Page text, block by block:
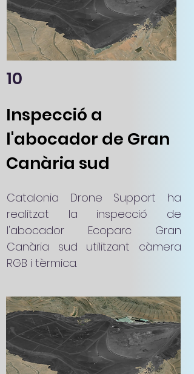
10
Inspecció a
l'abocador de Gran
Canària sud
Catalonia Drone Support ha
realitzat la inspecció de
l'abocador Ecoparc Gran
Canària sud utilitzant càmera
RGB i tèrmica.